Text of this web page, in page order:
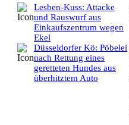
Lesben-Kuss: Attacke
und Rauswurf aus
Einkaufszentrum wegen
Ekel
Düsseldorfer Kö: Pöbelei
nach Rettung eines
geretteten Hundes aus
überhitztem Auto